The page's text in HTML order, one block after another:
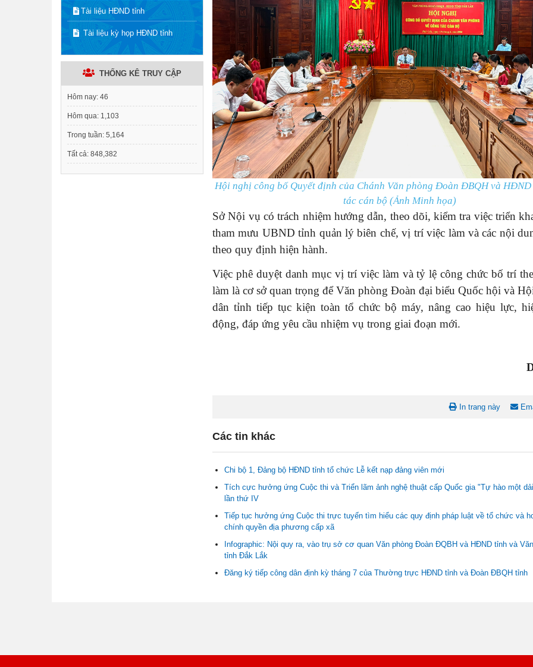
Tài liệu HĐND tỉnh
Tài liệu kỳ họp HĐND tỉnh
THỐNG KÊ TRUY CẬP
Hôm nay: 46
Hôm qua: 1,103
Trong tuần: 5,164
Tất cả: 848,382
Hội nghị công bố Quyết định của Chánh Văn phòng Đoàn ĐBQH và
tác cán bộ (Ảnh Minh họa)
Sở Nội vụ có trách nhiệm hướng dẫn, theo dõi, kiểm tra việc triển
tham mưu UBND tỉnh quản lý biên chế, vị trí việc làm và các nội
theo quy định hiện hành.
Việc phê duyệt danh mục vị trí việc làm và tỷ lệ công chức bố trí
làm là cơ sở quan trọng để Văn phòng Đoàn đại biểu Quốc hội và
dân tỉnh tiếp tục kiện toàn tổ chức bộ máy, nâng cao hiệu lực,
động, đáp ứng yêu cầu nhiệm vụ trong giai đoạn mới.
In trang này
Các tin khác
Chi bộ 1, Đảng bộ HĐND tỉnh tổ chức Lễ kết nạp đảng viên mới
Tích cực hưởng ứng Cuộc thi và Triển lãm ảnh nghệ thuật cấp Quốc gia "Tự hào một
lần thứ IV
Tiếp tục hưởng ứng Cuộc thi trực tuyến tìm hiểu các quy định pháp luật về tổ chức và
chính quyền địa phương cấp xã
Infographic: Nội quy ra, vào trụ sở cơ quan Văn phòng Đoàn ĐQBH và HĐND tỉnh và
tỉnh Đắk Lắk
Đăng ký tiếp công dân định kỳ tháng 7 của Thường trực HĐND tỉnh và Đoàn ĐBQH tỉnh